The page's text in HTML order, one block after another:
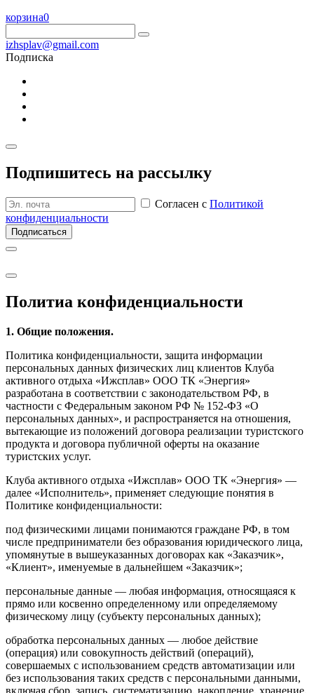
корзина0
izhsplav@gmail.com
Подписка
Подпишитесь на рассылку
Согласен с Политикой
конфиденциальности
Подписаться
Политиа кон­фиден­циаль­ности
1. Общие положения.
Политика конфиденциальности, защита информации
персональных данных физических лиц клиентов Клуба
активного отдыха «Ижсплав» ООО ТК «Энергия»
разработана в соответствии с законодательством РФ, в
частности с Федеральным законом РФ № 152-ФЗ «О
персональных данных», и распространяется на отношения,
вытекающие из положений договора реализации туристского
продукта и договора публичной оферты на оказание
туристских услуг.
Клуба активного отдыха «Ижсплав» ООО ТК «Энергия» —
далее «Исполнитель», применяет следующие понятия в
Политике конфиденциальности:
под физическими лицами понимаются граждане РФ, в том
числе предприниматели без образования юридического лица,
упомянутые в вышеуказанных договорах как «Заказчик»,
«Клиент», именуемые в дальнейшем «Заказчик»;
персональные данные — любая информация, относящаяся к
прямо или косвенно определенному или определяемому
физическому лицу (субъекту персональных данных);
обработка персональных данных — любое действие
(операция) или совокупность действий (операций),
совершаемых с использованием средств автоматизации или
без использования таких средств с персональными данными,
включая сбор, запись, систематизацию, накопление, хранение,